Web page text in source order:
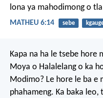
lona ya mahodimong o
MATHEU 6:14 sebe
Kapa na ha le tsebe hore
Moya o Halalelang o ka
Modimo? Le hore le ba e
phahameng. Ka baka